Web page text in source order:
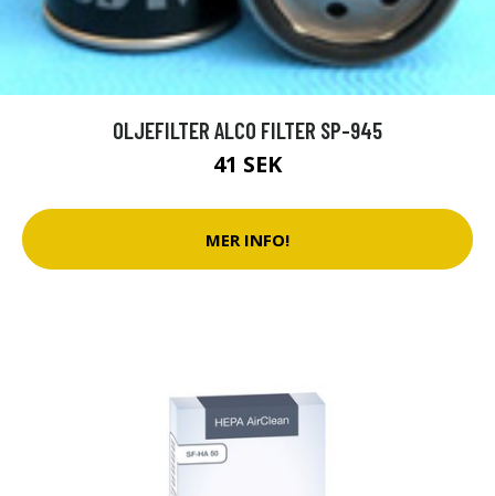
OLJEFILTER ALCO FILTER SP-945
41 SEK
MER INFO!